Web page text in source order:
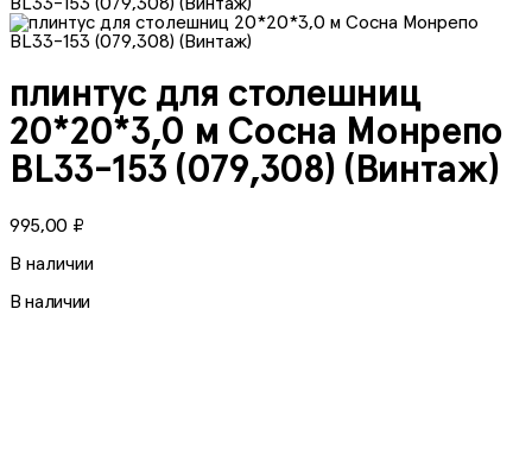
плинтус для столешниц
20*20*3,0 м Сосна Монрепо
BL33-153 (079,308) (Винтаж)
995,00 ₽
В наличии
В наличии